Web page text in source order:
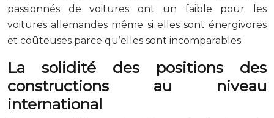
passionnés de voitures ont un faible pour les
voitures allemandes même si elles sont énergivores
et coûteuses parce qu’elles sont incomparables.
La solidité des positions des
constructions au niveau
international